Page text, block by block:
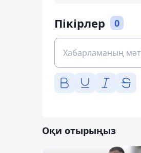
Пікірлер 0
Оқи отырыңыз